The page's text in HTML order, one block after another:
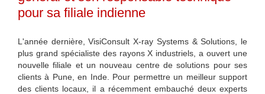
pour sa filiale indienne
L'année dernière, VisiConsult X-ray Systems & Solutions, le
plus grand spécialiste des rayons X industriels, a ouvert une
nouvelle filiale et un nouveau centre de solutions pour ses
clients à Pune, en Inde. Pour permettre un meilleur support
des clients locaux, il a récemment embauché deux experts